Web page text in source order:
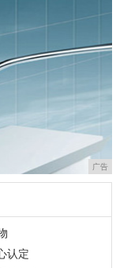
广告
认定